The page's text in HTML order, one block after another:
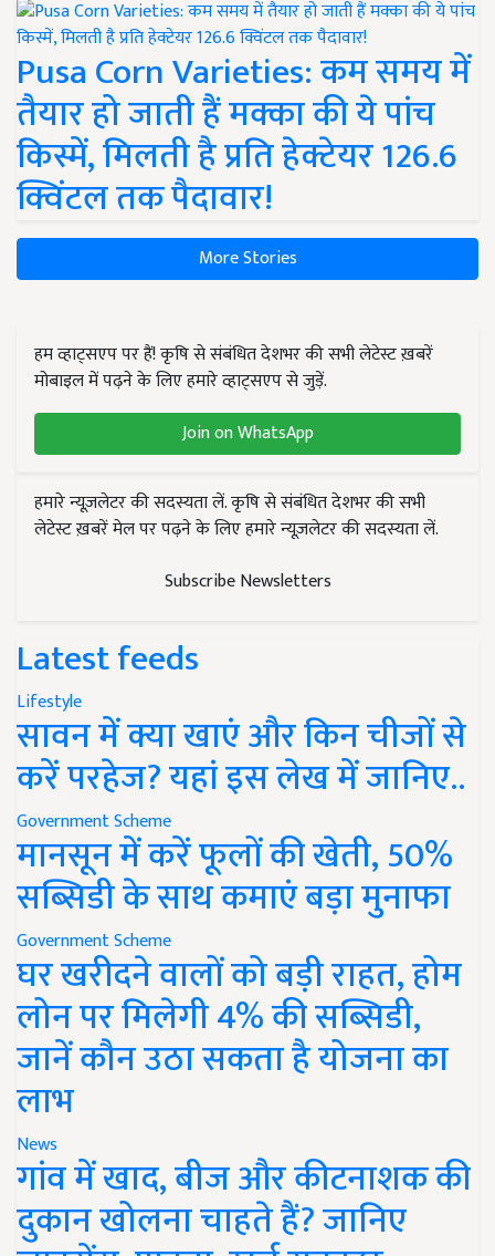
Pusa Corn Varieties: कम समय में
तैयार हो जाती हैं मक्का की ये पांच
किस्में, मिलती है प्रति हेक्टेयर 126.6
क्विंटल तक पैदावार!
More Stories
हम व्हाट्सएप पर हैं! कृषि से संबंधित देशभर की सभी लेटेस्ट ख़बरें
मोबाइल में पढ़ने के लिए हमारे व्हाट्सएप से जुड़ें.
Join on WhatsApp
हमारे न्यूज़लेटर की सदस्यता लें. कृषि से संबंधित देशभर की सभी
लेटेस्ट ख़बरें मेल पर पढ़ने के लिए हमारे न्यूज़लेटर की सदस्यता लें.
Subscribe Newsletters
Latest feeds
Lifestyle
सावन में क्या खाएं और किन चीजों से
करें परहेज? यहां इस लेख में जानिए..
Government Scheme
मानसून में करें फूलों की खेती, 50%
सब्सिडी के साथ कमाएं बड़ा मुनाफा
Government Scheme
घर खरीदने वालों को बड़ी राहत, होम
लोन पर मिलेगी 4% की सब्सिडी,
जानें कौन उठा सकता है योजना का
लाभ
News
गांव में खाद, बीज और कीटनाशक की
दुकान खोलना चाहते हैं? जानिए